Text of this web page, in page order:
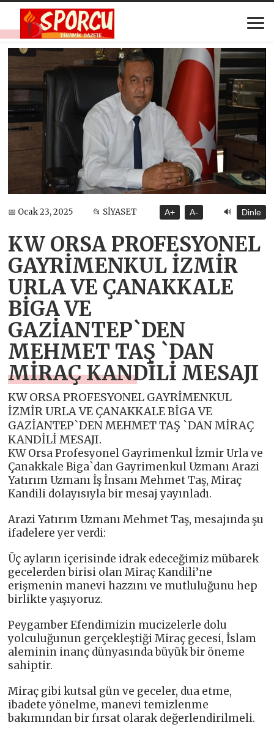
📅 Ocak 23, 2025 📂 SİYASET A+ A- 🔊 Dinle
KW ORSA PROFESYONEL
GAYRİMENKUL İZMİR
URLA VE ÇANAKKALE
BİGA VE
GAZİANTEP`DEN
MEHMET TAŞ `DAN
MİRAÇ KANDİLİ MESAJI
KW ORSA PROFESYONEL GAYRİMENKUL
İZMİR URLA VE ÇANAKKALE BİGA VE
GAZİANTEP`DEN MEHMET TAŞ `DAN MİRAÇ
KANDİLİ MESAJI.
KW Orsa Profesyonel Gayrimenkul İzmir Urla ve
Çanakkale Biga`dan Gayrimenkul Uzmanı Arazi
Yatırım Uzmanı İş İnsanı Mehmet Taş, Miraç
Kandili dolayısıyla bir mesaj yayınladı.
Arazi Yatırım Uzmanı Mehmet Taş, mesajında şu
ifadelere yer verdi:
Üç ayların içerisinde idrak edeceğimiz mübarek
gecelerden birisi olan Miraç Kandili’ne
erişmenin manevi hazzını ve mutluluğunu hep
birlikte yaşıyoruz.
Peygamber Efendimizin mucizelerle dolu
yolculuğunun gerçekleştiği Miraç gecesi, İslam
aleminin inanç dünyasında büyük bir öneme
sahiptir.
Miraç gibi kutsal gün ve geceler, dua etme,
ibadete yönelme, manevi temizlenme
bakımından bir fırsat olarak değerlendirilmeli.